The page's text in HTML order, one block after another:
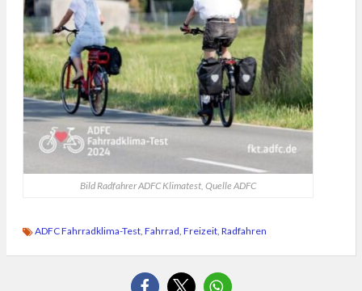
Bild Radfahrer ADFC Klimatest, Quelle ADFC
ADFC Fahrradklima-Test, Fahrrad, Freizeit, Radfahren